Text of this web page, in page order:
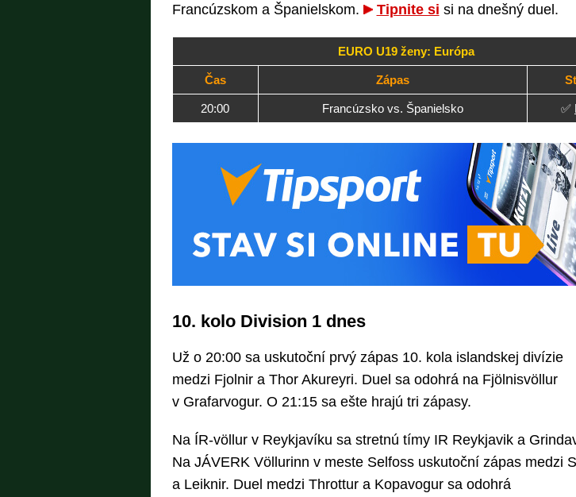
Francúzskom a Španielskom.
Tipnite si si na dnešný duel.
EURO U19 ženy: Európa
Čas Zápas
20:00 Francúzsko vs. Španielsko ✅
10. kolo Division 1 dnes
Už o 20:00 sa uskutoční prvý zápas 10. kola islandskej divízie
medzi Fjolnir a Thor Akureyri. Duel sa odohrá na Fjölnisvöllur
v Grafarvogur. O 21:15 sa ešte hrajú tri zápasy.
Na ÍR-völlur v Reykjavíku sa stretnú tímy IR Reykjavik a
Na JÁVERK Völlurinn v meste Selfoss uskutoční zápas medzi
a Leiknir. Duel medzi Throttur a Kopavogur sa odohrá